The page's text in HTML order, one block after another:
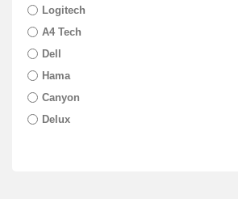
Logitech
A4 Tech
Dell
Hama
Canyon
Delux